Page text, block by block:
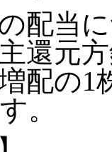
配当
還元
配の1
。